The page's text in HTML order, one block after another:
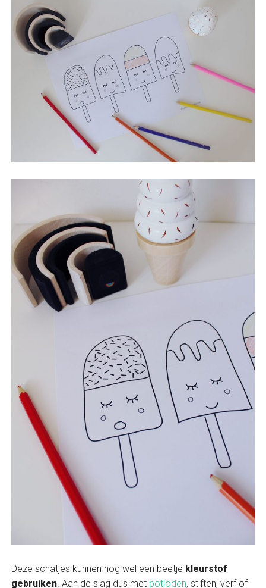
Deze schatjes kunnen nog wel een beetje kleurstof
gebruiken. Aan de slag dus met potloden, stiften, verf of